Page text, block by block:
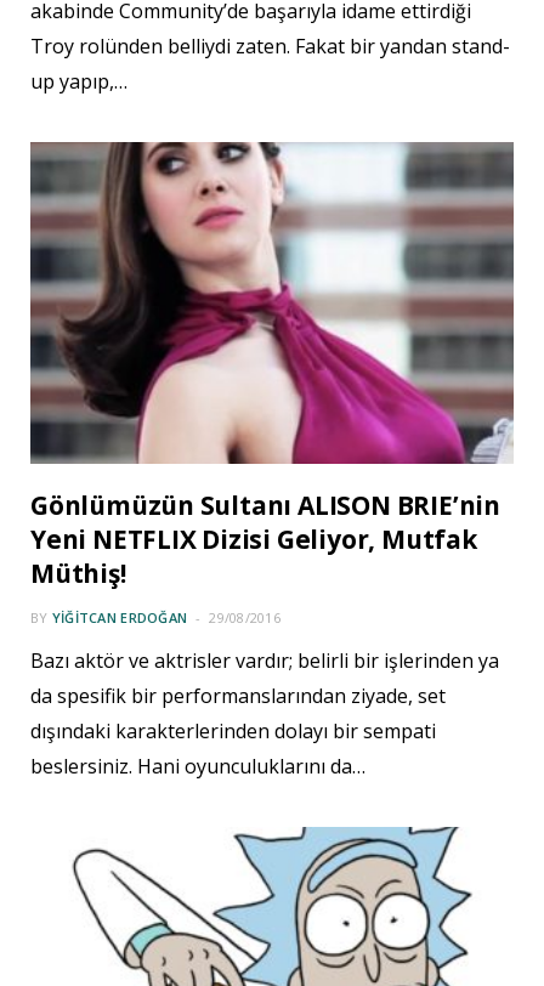
akabinde Community’de başarıyla idame ettirdiği
Troy rolünden belliydi zaten. Fakat bir yandan stand-
up yapıp,…
Gönlümüzün Sultanı ALISON BRIE’nin
Yeni NETFLIX Dizisi Geliyor, Mutfak
Müthiş!
BY YIĞITCAN ERDOĞAN 29/08/2016
Bazı aktör ve aktrisler vardır; belirli bir işlerinden ya
da spesifik bir performanslarından ziyade, set
dışındaki karakterlerinden dolayı bir sempati
beslersiniz. Hani oyunculuklarını da…